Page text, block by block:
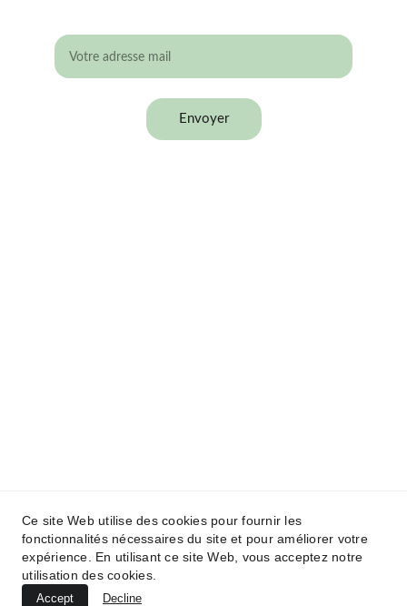
Envoyer
Ce site Web utilise des cookies pour fournir les
fonctionnalités nécessaires du site et pour améliorer votre
expérience. En utilisant ce site Web, vous acceptez notre
utilisation des cookies.
Accept Decline